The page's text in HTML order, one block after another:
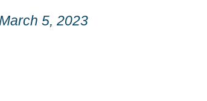
March 5, 2023